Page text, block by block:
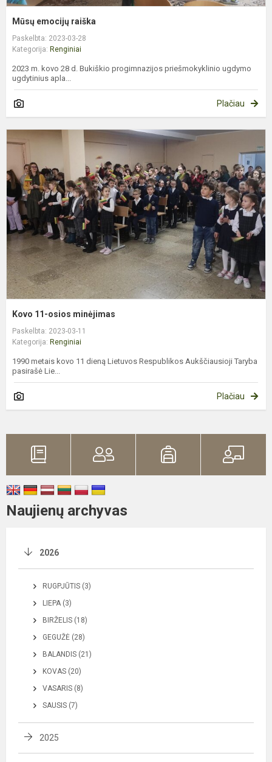
Mūsų emocijų raiška
Paskelbta: 2023-03-28
Kategorija: Renginiai
2023 m. kovo 28 d. Bukiškio progimnazijos priešmokyklinio ugdymo
ugdytinius apla...
Plačiau
Kovo 11-osios minėjimas
Paskelbta: 2023-03-11
Kategorija: Renginiai
1990 metais kovo 11 dieną Lietuvos Respublikos Aukščiausioji Taryba
pasirašė Lie...
Plačiau
Naujienų archyvas
2026
RUGPJŪTIS (3)
LIEPA (3)
BIRŽELIS (18)
GEGUŽĖ (28)
BALANDIS (21)
KOVAS (20)
VASARIS (8)
SAUSIS (7)
2025